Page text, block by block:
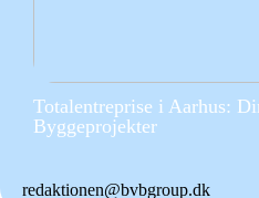
Totalentreprise i Aarhus:
Byggeprojekter
redaktionen@bvbgroup.dk